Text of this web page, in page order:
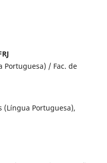
Portuguesa) / Fac. de
(Língua Portuguesa),